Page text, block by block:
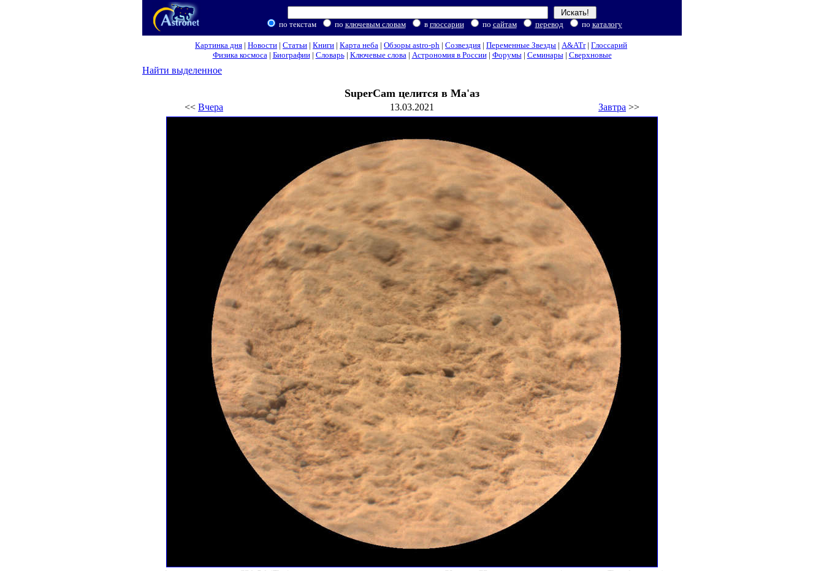
по текстам по ключевым словам в глоссарии по сайтам перевод по каталогу
Картинка дня | Новости | Статьи | Книги | Карта неба | Обзоры astro-ph | Созвездия | Переменные Звезды | A&ATr| Глоссарий
Физика космоса| Биографии| Словарь| Ключевые слова| Астрономия в России| Форумы| Семинары| Сверхновые
Найти выделенное
SuperCam целится в Ма'аз
<< Вчера 13.03.2021 Завтра >>